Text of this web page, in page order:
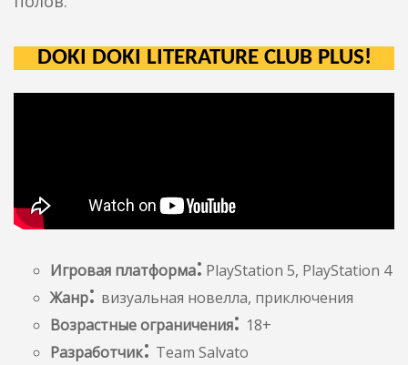
DOKI DOKI LITERATURE CLUB PLUS!
Игровая платформа: PlayStation 5, PlayStation 4
Жанр: визуальная новелла, приключения
Возрастные ограничения: 18+
Разработчик: Team Salvato